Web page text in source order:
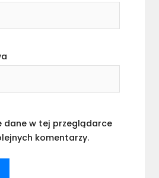
dane w tej przeglądarce
komentarzy.